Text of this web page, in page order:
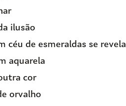
ilusão
céu de esmeraldas se revela
aquarela
cor
orvalho